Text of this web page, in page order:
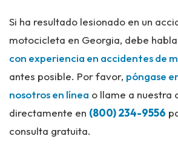
Si ha resultado lesionado en un
motocicleta en Georgia, debe
con experiencia en accidentes de
antes posible. Por favor, póngase
nosotros en línea o llame a nuestra
directamente en (800) 234-9556
consulta gratuita.